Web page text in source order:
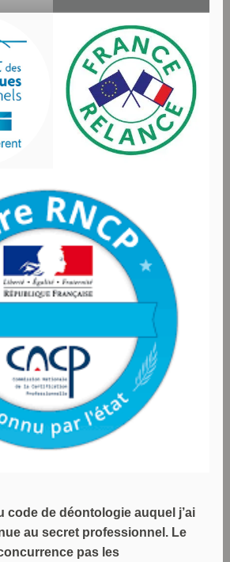
code de déontologie auquel j’ai
au secret professionnel. Le
pas les